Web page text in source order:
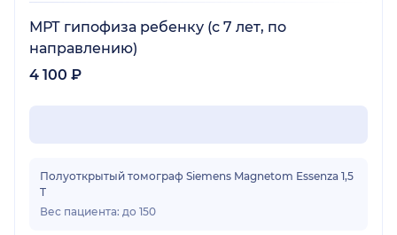
МРТ гипофиза ребенку (с 7 лет, по
направлению)
4 100 ₽
Полуоткрытый томограф Siemens Magnetom Essenza 1,5
T
Вес пациента: до 150